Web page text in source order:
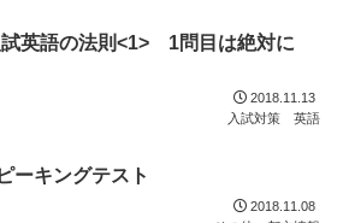
英語の法則<1> 1問目は絶対に
2018.11.13
入試対策 英語
ーキングテスト
2018.11.08